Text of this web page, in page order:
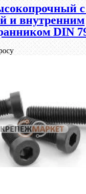
и внутренним
DIN